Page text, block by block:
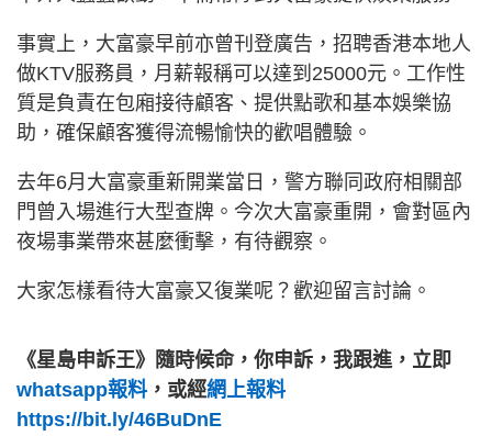
事實上，大富豪早前亦曾刊登廣告，招聘香港本地人
做KTV服務員，月薪報稱可以達到25000元。工作性
質是負責在包廂接待顧客、提供點歌和基本娛樂協
助，確保顧客獲得流暢愉快的歡唱體驗。
去年6月大富豪重新開業當日，警方聯同政府相關部
門曾入場進行大型查牌。今次大富豪重開，會對區內
夜場事業帶來甚麼衝擊，有待觀察。
大家怎樣看待大富豪又復業呢？歡迎留言討論。
《星島申訴王》隨時候命，你申訴，我跟進，立即
whatsapp報料，或經網上報料
https://bit.ly/46BuDnE